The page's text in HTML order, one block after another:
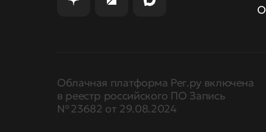
Облачная платформа Рег.ру включена
в реестр российского ПО Запись
№ 23682 от 29.08.2024